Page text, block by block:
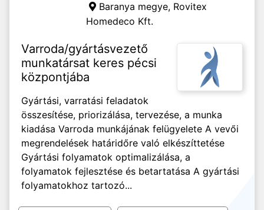
Baranya megye, Rovitex
Homedeco Kft.
Varroda/gyártásvezető
munkatársat keres pécsi
központjába
Gyártási, varratási feladatok
összesítése, priorizálása, tervezése, a munka
kiadása Varroda munkájának felügyelete A vevői
megrendelések határidőre való elkészíttetése
Gyártási folyamatok optimalizálása, a
folyamatok fejlesztése és betartatása A gyártási
folyamatokhoz tartozó...